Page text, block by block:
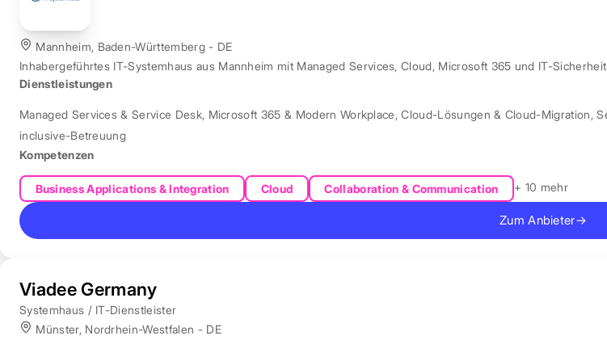
Mannheim, Baden-Württemberg - DE
Inhabergeführtes IT-Systemhaus aus Mannheim mit Managed Services, Cloud, Microsoft 365 und IT-
Dienstleistungen
Managed Services & Service Desk, Microsoft 365 & Modern Workplace,Cloud-Lösungen & Cloud-Migration,
inclusive-Betreuung
Kompetenzen
Business Applications & Integration Cloud Collaboration & Communication + 10 mehr
Zum Anbieter→
Viadee Germany
Systemhaus / IT-Dienstleister
Münster, Nordrhein-Westfalen - DE